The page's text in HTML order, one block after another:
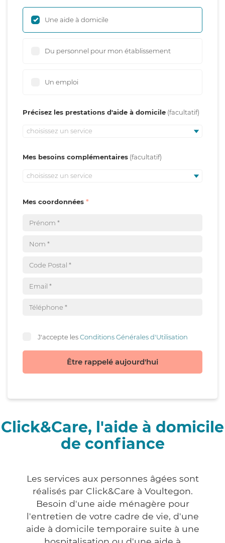
Une aide à domicile
Du personnel pour mon établissement
Un emploi
Précisez les prestations d'aide à domicile
choisissez un service
Mes besoins complémentaires
choisissez un service
Mes coordonnées
J'accepte lesConditions Générales d'Utilisation
Être rappelé aujourd'hui
Click&Care, l'aide à domicile
de confiance
Les services aux personnes âgées sont
réalisés par Click&Care à Voultegon.
Besoin d'une aide ménagère pour
l'entretien de votre cadre de vie, d'une
aide à domicile temporaire suite à une